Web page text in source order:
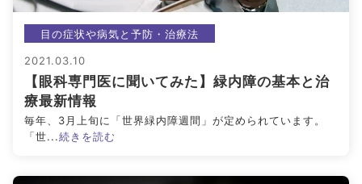
目の症状や病気と予防・治療法
2021.03.10
【眼科専門医に聞いてみた】緑内障の基本と治
療最新情報
毎年、3月上旬に「世界緑内障週間」が定められています。
「世...続きを読む